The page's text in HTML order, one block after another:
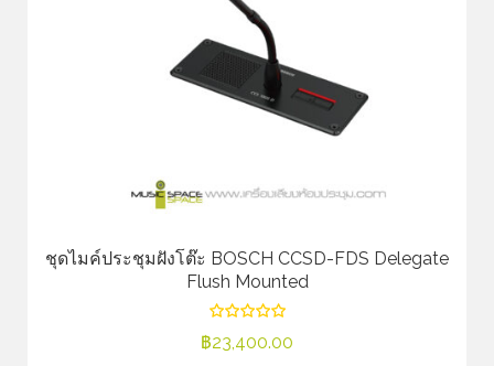
ชุดไมค์ประชุมฝังโต๊ะ BOSCH CCSD-FDS Delegate
Flush Mounted
฿23,400.00